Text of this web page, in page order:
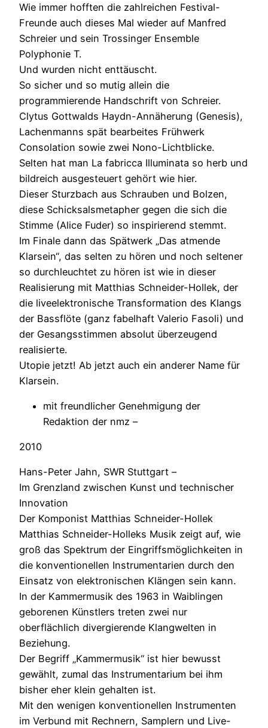
Wie immer hofften die zahlreichen Festival-
Freunde auch dieses Mal wieder auf Manfred
Schreier und sein Trossinger Ensemble
Polyphonie T.
Und wurden nicht enttäuscht.
So sicher und so mutig allein die
programmierende Handschrift von Schreier.
Clytus Gottwalds Haydn-Annäherung (Genesis),
Lachenmanns spät bearbeites Frühwerk
Consolation sowie zwei Nono-Lichtblicke.
Selten hat man La fabricca Illuminata so herb und
bildreich ausgesteuert gehört wie hier.
Dieser Sturzbach aus Schrauben und Bolzen,
diese Schicksalsmetapher gegen die sich die
Stimme (Alice Fuder) so inspirierend stemmt.
Im Finale dann das Spätwerk „Das atmende
Klarsein“, das selten zu hören und noch seltener
so durchleuchtet zu hören ist wie in dieser
Realisierung mit Matthias Schneider-Hollek, der
die liveelektronische Transformation des Klangs
der Bassflöte (ganz fabelhaft Valerio Fasoli) und
der Gesangsstimmen absolut überzeugend
realisierte.
Utopie jetzt! Ab jetzt auch ein anderer Name für
Klarsein.
mit freundlicher Genehmigung der
Redaktion der nmz –
2010
Hans-Peter Jahn, SWR Stuttgart –
Im Grenzland zwischen Kunst und technischer
Innovation
Der Komponist Matthias Schneider-Hollek
Matthias Schneider-Holleks Musik zeigt auf, wie
groß das Spektrum der Eingriffsmöglichkeiten in
die konventionellen Instrumentarien durch den
Einsatz von elektronischen Klängen sein kann.
In der Kammermusik des 1963 in Waiblingen
geborenen Künstlers treten zwei nur
oberflächlich divergierende Klangwelten in
Beziehung.
Der Begriff „Kammermusik“ ist hier bewusst
gewählt, zumal das Instrumentarium bei ihm
bisher eher klein gehalten ist.
Mit den wenigen konventionellen Instrumenten
im Verbund mit Rechnern, Samplern und Live-